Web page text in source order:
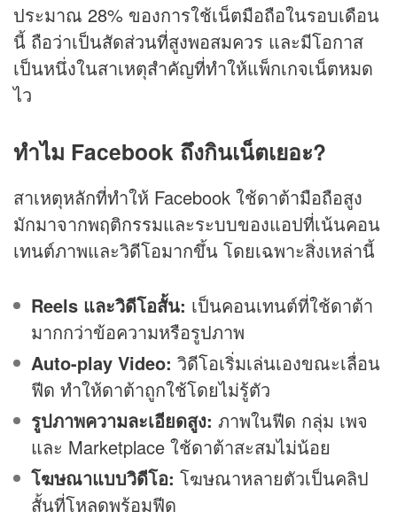
ประมาณ 28% ของการใช้เน็ตมือถือในรอบเดือน
นี้ ถือว่าเป็นสัดส่วนที่สูงพอสมควร และมีโอกาส
เป็นหนึ่งในสาเหตุสำคัญที่ทำให้แพ็กเกจเน็ตหมด
ไว
ทำไม Facebook ถึงกินเน็ตเยอะ?
สาเหตุหลักที่ทำให้ Facebook ใช้ดาต้ามือถือสูง
มักมาจากพฤติกรรมและระบบของแอปที่เน้นคอน
เทนต์ภาพและวิดีโอมากขึ้น โดยเฉพาะสิ่งเหล่านี้
Reels และวิดีโอสั้น: เป็นคอนเทนต์ที่ใช้ดาต้า
มากกว่าข้อความหรือรูปภาพ
Auto-play Video: วิดีโอเริ่มเล่นเองขณะเลื่อน
ฟีด ทำให้ดาต้าถูกใช้โดยไม่รู้ตัว
รูปภาพความละเอียดสูง: ภาพในฟีด กลุ่ม เพจ
และ Marketplace ใช้ดาต้าสะสมไม่น้อย
โฆษณาแบบวิดีโอ: โฆษณาหลายตัวเป็นคลิป
สั้นที่โหลดพร้อมฟีด